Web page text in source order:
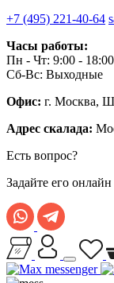
+7 (495) 221-40-64
Часы работы:
Пн - Чт: 9:00 -
Сб-Вс: Выходные
Офис: г. Москва,
Адрес скалада:
Есть вопрос?
Задайте его онлайн